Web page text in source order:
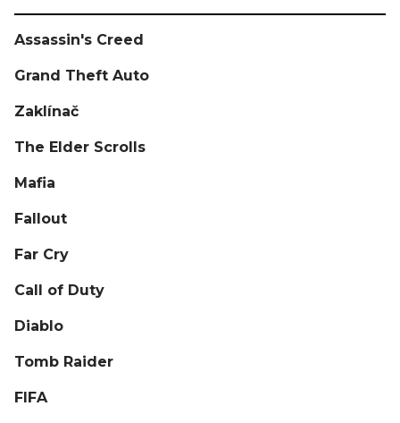
Assassin's Creed
Grand Theft Auto
Zaklínač
The Elder Scrolls
Mafia
Fallout
Far Cry
Call of Duty
Diablo
Tomb Raider
FIFA